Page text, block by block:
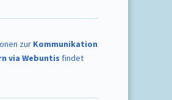
zur Kommunikation
via Webuntis findet